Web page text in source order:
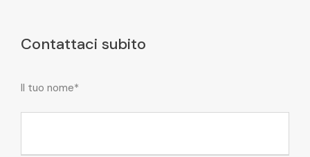
Contattaci subito
Il tuo nome*